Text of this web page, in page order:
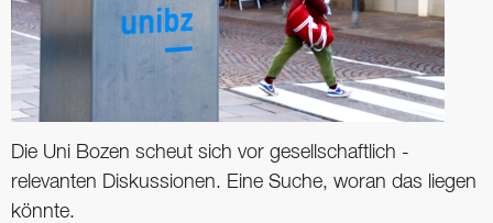
Die Uni Bozen scheut sich vor ­gesellschaftlich ­
relevanten Diskussionen. Eine Suche, woran das liegen
könnte.